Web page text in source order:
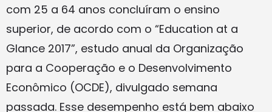
com 25 a 64 anos concluíram o ensino
superior, de acordo com o “Education at a
Glance 2017”, estudo anual da Organização
para a Cooperação e o Desenvolvimento
Econômico (OCDE), divulgado semana
passada. Esse desempenho está bem abaixo